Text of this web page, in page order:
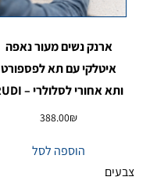
ארנק נשים מעור נאפה
איטלקי עם תא לפספורט
ותא אחורי לסלולרי – RUDI
388.00₪
הוספה לסל
צבעים